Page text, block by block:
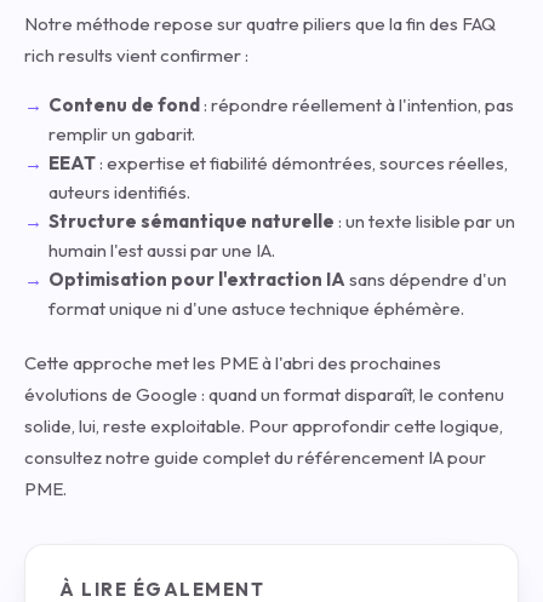
Notre méthode repose sur quatre piliers que la fin des FAQ
rich results vient confirmer :
Contenu de fond: répondre réellement à l'intention, pas
remplir un gabarit.
EEAT: expertise et fiabilité démontrées, sources réelles,
auteurs identifiés.
Structure sémantique naturelle : un texte lisible par un
humain l'est aussi par une IA.
Optimisation pour l'extraction IA sans dépendre d'un
format unique ni d'une astuce technique éphémère.
Cette approche met les PME à l'abri des prochaines
évolutions de Google : quand un format disparaît, le contenu
solide, lui, reste exploitable. Pour approfondir cette logique,
consultez notre guide complet du référencement IA pour
PME.
À LIRE ÉGALEMENT